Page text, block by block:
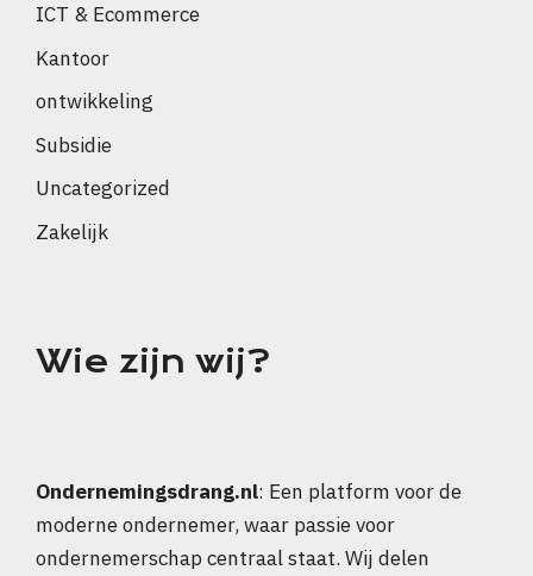
ICT & Ecommerce
Kantoor
ontwikkeling
Subsidie
Uncategorized
Zakelijk
Wie zijn wij?
Ondernemingsdrang.nl: Een platform voor de
moderne ondernemer, waar passie voor
ondernemerschap centraal staat. Wij delen